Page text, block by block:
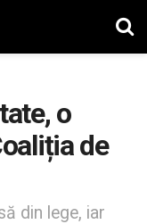
o
de
din lege, iar